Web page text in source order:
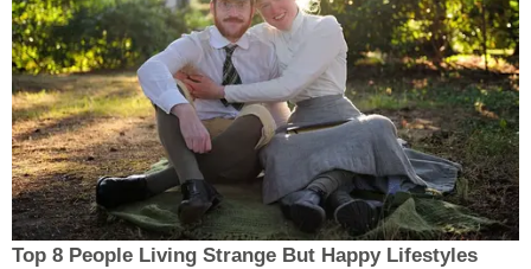
Top 8 People Living Strange But Happy Lifestyles